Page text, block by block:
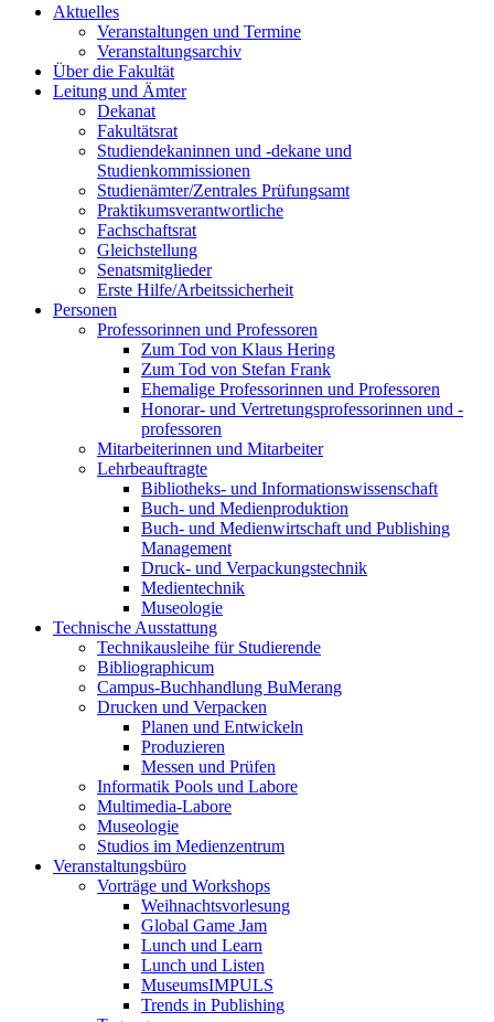
Aktuelles
Veranstaltungen und Termine
Veranstaltungsarchiv
Über die Fakultät
Leitung und Ämter
Dekanat
Fakultätsrat
Studiendekaninnen und -dekane und
Studienkommissionen
Studienämter/Zentrales Prüfungsamt
Praktikumsverantwortliche
Fachschaftsrat
Gleichstellung
Senatsmitglieder
Erste Hilfe/Arbeitssicherheit
Personen
Professorinnen und Professoren
Zum Tod von Klaus Hering
Zum Tod von Stefan Frank
Ehemalige Professorinnen und Professoren
Honorar- und Vertretungsprofessorinnen und -
professoren
Mitarbeiterinnen und Mitarbeiter
Lehrbeauftragte
Bibliotheks- und Informationswissenschaft
Buch- und Medienproduktion
Buch- und Medienwirtschaft und Publishing
Management
Druck- und Verpackungstechnik
Medientechnik
Museologie
Technische Ausstattung
Technikausleihe für Studierende
Bibliographicum
Campus-Buchhandlung BuMerang
Drucken und Verpacken
Planen und Entwickeln
Produzieren
Messen und Prüfen
Informatik Pools und Labore
Multimedia-Labore
Museologie
Studios im Medienzentrum
Veranstaltungsbüro
Vorträge und Workshops
Weihnachtsvorlesung
Global Game Jam
Lunch und Learn
Lunch und Listen
MuseumsIMPULS
Trends in Publishing